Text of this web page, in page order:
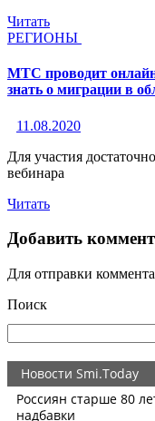
Читать
РЕГИОНЫ
МТС проводит
знать о миграции в
11.08.2020
Для участия
вебинара
Читать
Добавить
Для отправки
Поиск